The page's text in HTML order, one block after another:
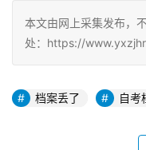
本文由网上采集发布，
处：https://
档案丢了 自考